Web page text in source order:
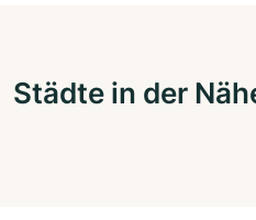
Städte in der